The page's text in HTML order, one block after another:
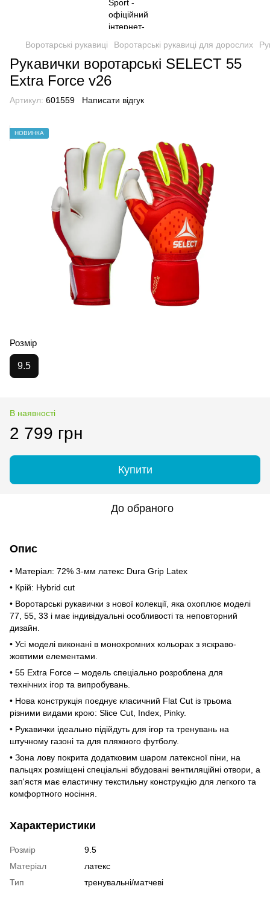
Воротарські рукавиці Воротарські рукавиці для дорослих
Рукавички воротарські SELECT 55
Extra Force v26
Артикул: 601559 Написати відгук
НОВИНКА
Розмір
9.5
В наявності
2 799 грн
Купити
До обраного
Опис
• Матеріал: 72% 3-мм латекс Dura Grip Latex
• Крій: Hybrid cut
• Воротарські рукавички з нової колекції, яка охоплює моделі
77, 55, 33 і має індивідуальні особливості та неповторний
дизайн.
• Усі моделі виконані в монохромних кольорах з яскраво-
жовтими елементами.
• 55 Extra Force – модель спеціально розроблена для
технічних ігор та випробувань.
• Нова конструкція поєднує класичний Flat Cut із трьома
різними видами крою: Slice Сut, Index, Pinky.
• Рукавички ідеально підійдуть для ігор та тренувань на
штучному газоні та для пляжного футболу.
• Зона лову покрита додатковим шаром латексної піни, на
пальцях розміщені спеціальні вбудовані вентиляційні отвори, а
зап'ястя має еластичну текстильну конструкцію для легкого та
комфортного носіння.
Характеристики
Розмір
9.5
Матеріал
латекс
Тип
тренувальні/матчеві